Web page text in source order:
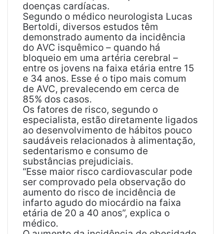
doenças cardíacas.
Segundo o médico neurologista Lucas
Bertoldi, diversos estudos têm
demonstrado aumento da incidência
do AVC isquêmico – quando há
bloqueio em uma artéria cerebral –
entre os jovens na faixa etária entre 15
e 34 anos. Esse é o tipo mais comum
de AVC, prevalecendo em cerca de
85% dos casos.
Os fatores de risco, segundo o
especialista, estão diretamente ligados
ao desenvolvimento de hábitos pouco
saudáveis relacionados à alimentação,
sedentarismo e consumo de
substâncias prejudiciais.
“Esse maior risco cardiovascular pode
ser comprovado pela observação do
aumento do risco de incidência de
infarto agudo do miocárdio na faixa
etária de 20 a 40 anos”, explica o
médico.